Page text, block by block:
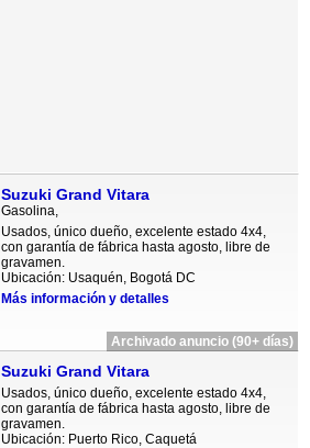
Suzuki Grand Vitara
Gasolina,
Usados, único dueño, excelente estado 4x4,
con garantía de fábrica hasta agosto, libre de
gravamen.
Ubicación: Usaquén, Bogotá DC
Más información y detalles
Archivado anuncio (90+ días)
Suzuki Grand Vitara
Usados, único dueño, excelente estado 4x4,
con garantía de fábrica hasta agosto, libre de
gravamen.
Ubicación: Puerto Rico, Caquetá